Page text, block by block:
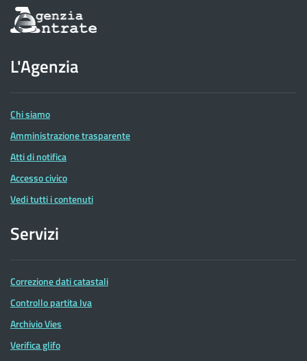
Informazioni
sul
dell'Agenzia
delle
Entrate
L'Agenzia
Chi siamo
Amministrazione trasparente
Atti di notifica
Accesso civico
Vedi tutti i contenuti
Servizi
Correzione dati catastali
Controllo partita Iva
Archivio Vies
Verifica glifo